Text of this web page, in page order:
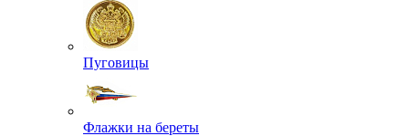
Пуговицы
Флажки на береты